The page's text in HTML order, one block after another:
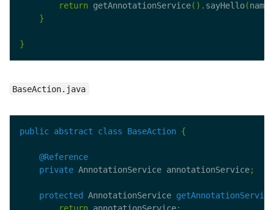
return getAnnotationService(). sayHello(name
}
}
BaseAction.java
public abstract class BaseAction {
@Reference
private AnnotationService annotationService;
protected AnnotationService getAnnotationService